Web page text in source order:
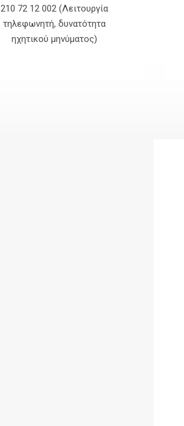
210 72 12 002 (Λειτουργία
τηλεφωνητή, δυνατότητα
ηχητικού μηνύματος)